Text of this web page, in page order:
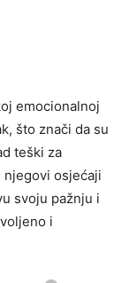
emocionalnoj
što znači da su
teški za
njegovi osjećaji
svoju pažnju i
i